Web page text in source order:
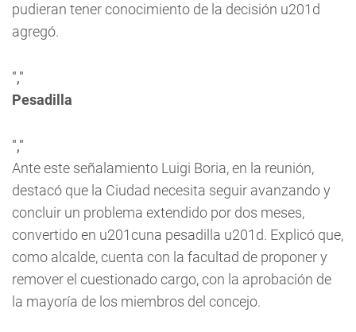
pudieran tener conocimiento de la decisión u201d
agregó.
","
Pesadilla
","
Ante este señalamiento Luigi Boria, en la reunión,
destacó que la Ciudad necesita seguir avanzando y
concluir un problema extendido por dos meses,
convertido en u201cuna pesadilla u201d. Explicó que,
como alcalde, cuenta con la facultad de proponer y
remover el cuestionado cargo, con la aprobación de
la mayoría de los miembros del concejo.